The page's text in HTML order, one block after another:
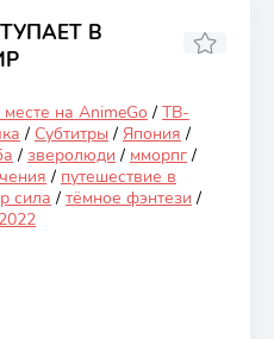
В
на AnimeGo / ТВ-
/ Субтитры / Япония /
/ зверолюди / мморпг /
/ путешествие в
сила / тёмное фэнтези /
2022